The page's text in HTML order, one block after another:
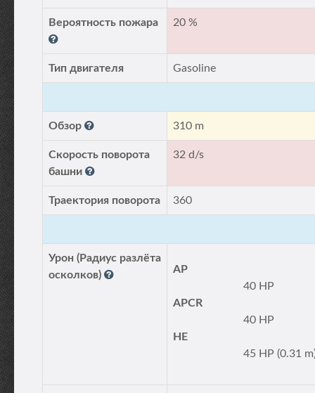
Вероятность пожара 20 %
Тип двигателя Gasoline
Обзор 310 m
Скорость поворота
башни
32 d/s
Траектория поворота 360
Урон (Радиус разлёта
осколков)
AP
40 HP
APCR
40 HP
HE
45 HP (0.31